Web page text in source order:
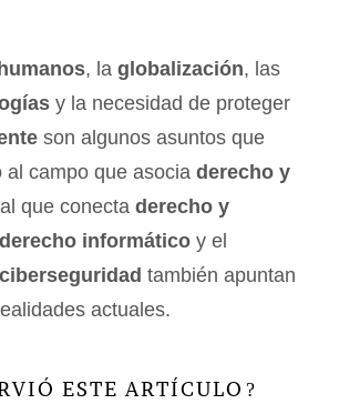
, la globalización, las
y la necesidad de proteger
son algunos asuntos que
al campo que asocia derecho y
que conecta derecho y
derecho informático y el
también apuntan
actuales.
ESTE ARTÍCULO ?